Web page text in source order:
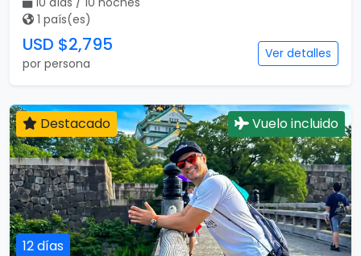
1 país(es)
USD $2,795
por persona
Ver detalles
12 días
Destacado Vuelo incluido